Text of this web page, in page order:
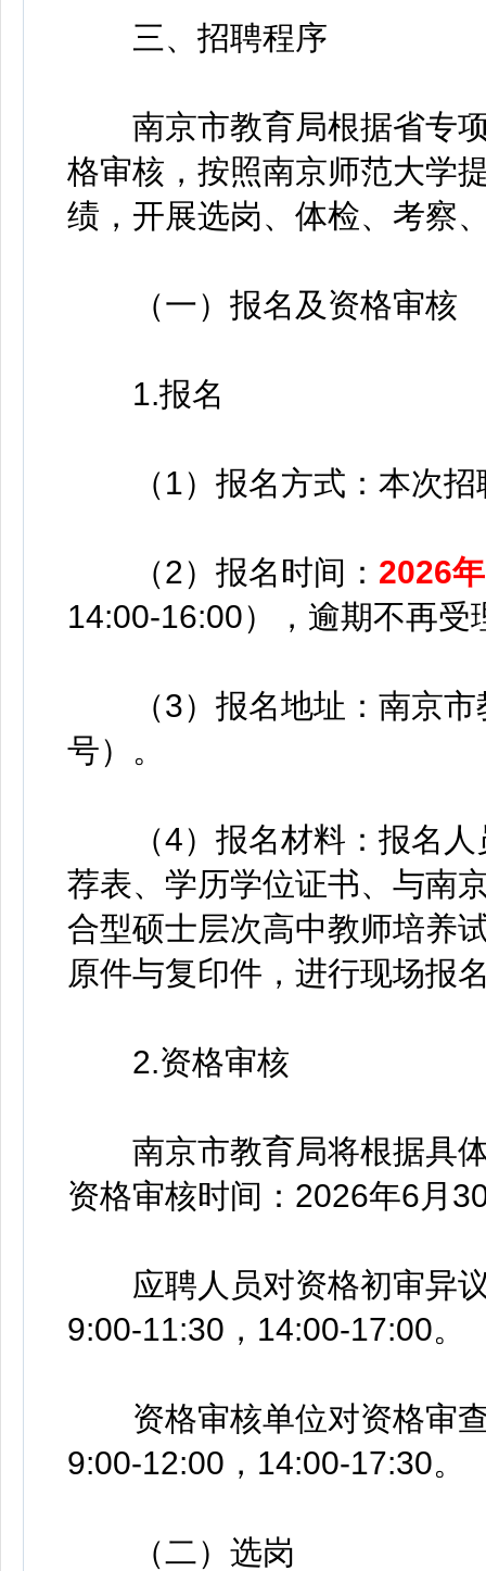
三、招聘程序
南京市教育局根据省专项
格审核，按照南京师范大学
绩，开展选岗、体检、考察
（一）报名及资格审核
1.报名
（1）报名方式：本次招
（2）报名时间： 2026
14:00-16:00），逾期不再受
（3）报名地址：南京市
号）。
（4）报名材料：报名人
荐表、学历学位证书、与南
合型硕士层次高中教师培养
原件与复印件，进行现场报
2.资格审核
南京市教育局将根据具体
资格审核时间：2026年6月
应聘人员对资格初审异议
9:00-11:30，14:00-17:00。
资格审核单位对资格审查
9:00-12:00，14:00-17:30。
（二）选岗